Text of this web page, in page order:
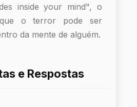
inside your mind", o
o terror pode ser
da mente de alguém.
e Respostas